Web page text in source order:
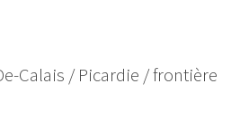
Calais / Picardie / frontière